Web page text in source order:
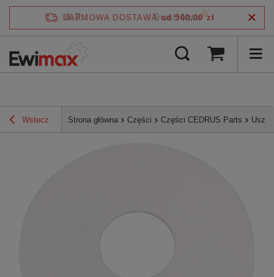
DARMOWA DOSTAWA od 500,00 zł
Wstecz Strona główna Części Części CEDRUS Parts
4.7/5 zweryfikowane przez